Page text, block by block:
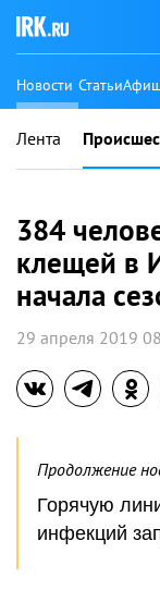
Новости Статьи
Лента
384
клещей в
начала
29 апреля 2019
Продолжение
Горячую
инфекций